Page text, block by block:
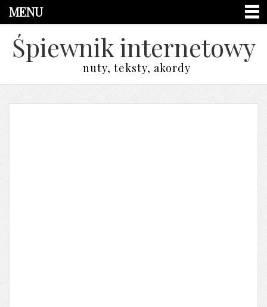
MENU
Śpiewnik internetowy
nuty, teksty, akordy